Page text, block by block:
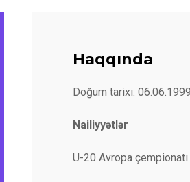
Haqqında
Doğum tarixi: 06.06.1999
Nailiyyətlər
U-20 Avropa